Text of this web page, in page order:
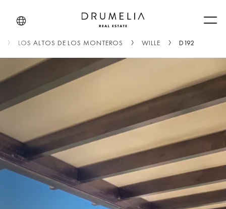
LOS ALTOS DE LOS MONTEROS WILLE D192